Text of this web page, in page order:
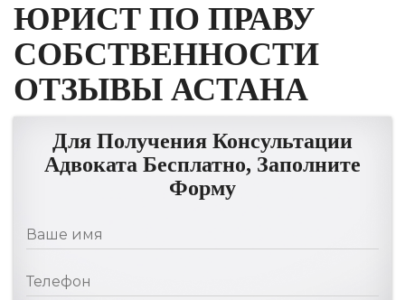
ЮРИСТ ПО ПРАВУ
СОБСТВЕННОСТИ
ОТЗЫВЫ АСТАНА
Для Получения Консультации
Адвоката Бесплатно, Заполните
Форму